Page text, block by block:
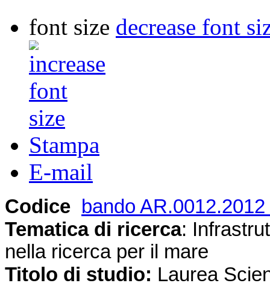
font size decrease font
Stampa
E-mail
Codice
bando
Tematica di ricerca:
nella ricerca per il mare
Titolo di studio: Laurea